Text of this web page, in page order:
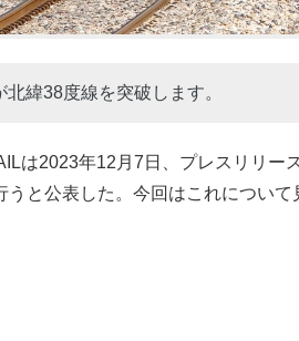
緯38度線を突破します。
は2023年12月7日、プレスリリー
うと公表した。今回はこれについて